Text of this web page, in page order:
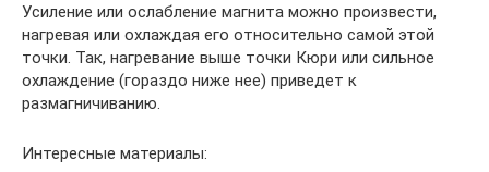
Усиление или ослабление магнита можно произвести,
нагревая или охлаждая его относительно самой этой
точки. Так, нагревание выше точки Кюри или сильное
охлаждение (гораздо ниже нее) приведет к
размагничиванию.
Интересные материалы: